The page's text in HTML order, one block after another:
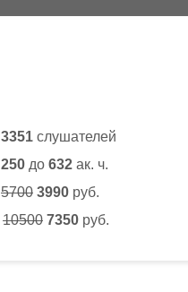
3351 слушателей
250 до 632 ак. ч.
5700 3990 руб.
10500 7350 руб.